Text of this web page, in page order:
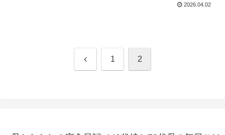
2026.04.02
前 1 2